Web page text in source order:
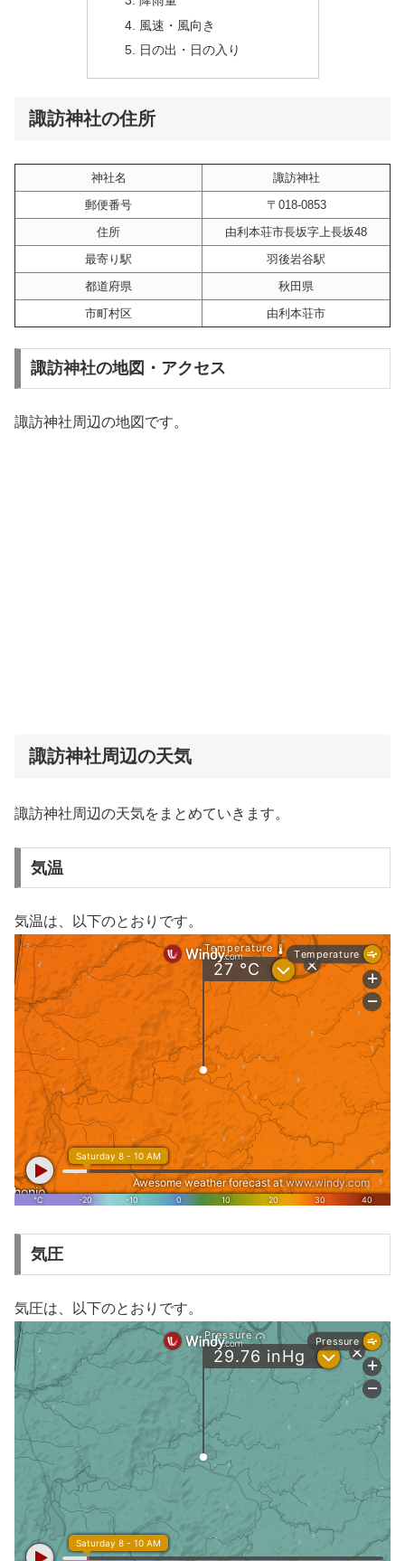
風速・風向き
日の出・日の入り
諏訪神社の住所
神社名
諏訪神社
郵便番号
〒018-0853
住所
由利本荘市長坂字上長坂48
最寄り駅
羽後岩谷駅
都道府県
秋田県
市町村区
由利本荘市
諏訪神社の地図・アクセス
諏訪神社周辺の地図です。
諏訪神社周辺の天気
諏訪神社周辺の天気をまとめていきます。
気温
気温は、以下のとおりです。
気圧
気圧は、以下のとおりです。